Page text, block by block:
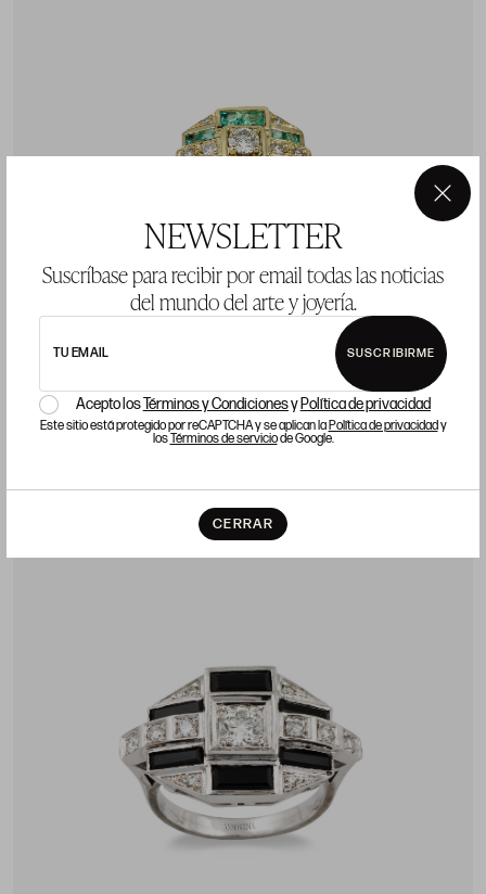
NEWSLETTER
Suscríbase para recibir por email todas las noticias
del mundo del arte y joyería.
TU EMAIL SUSCRIBIRME
Acepto losTérminos y Condicionesy Política de privacidad
Este sitio está protegido por reCAPTCHA y se aplican laPolítica de privacidady
losTérminos de serviciode Google.
CERRAR
×
Casilda se Casa mini esmeralda